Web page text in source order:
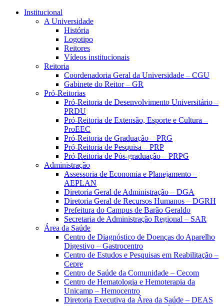
Conteúdo principal
Institucional
A Universidade
História
Logotipo
Reitores
Vídeos institucionais
Reitoria
Coordenadoria Geral da Universidade – CGU
Gabinete do Reitor – GR
Pró-Reitorias
Pró-Reitoria de Desenvolvimento Universitário –
PRDU
Pró-Reitoria de Extensão, Esporte e Cultura –
ProEEC
Pró-Reitoria de Graduação – PRG
Pró-Reitoria de Pesquisa – PRP
Pró-Reitoria de Pós-graduação – PRPG
Administração
Assessoria de Economia e Planejamento –
AEPLAN
Diretoria Geral de Administração – DGA
Diretoria Geral de Recursos Humanos – DGRH
Prefeitura do Campus de Barão Geraldo
Secretaria de Administração Regional – SAR
Área da Saúde
Centro de Diagnóstico de Doenças do Aparelho
Digestivo – Gastrocentro
Centro de Estudos e Pesquisas em Reabilitação –
Cepre
Centro de Saúde da Comunidade – Cecom
Centro de Hematologia e Hemoterapia da
Unicamp – Hemocentro
Diretoria Executiva da Área da Saúde – DEAS